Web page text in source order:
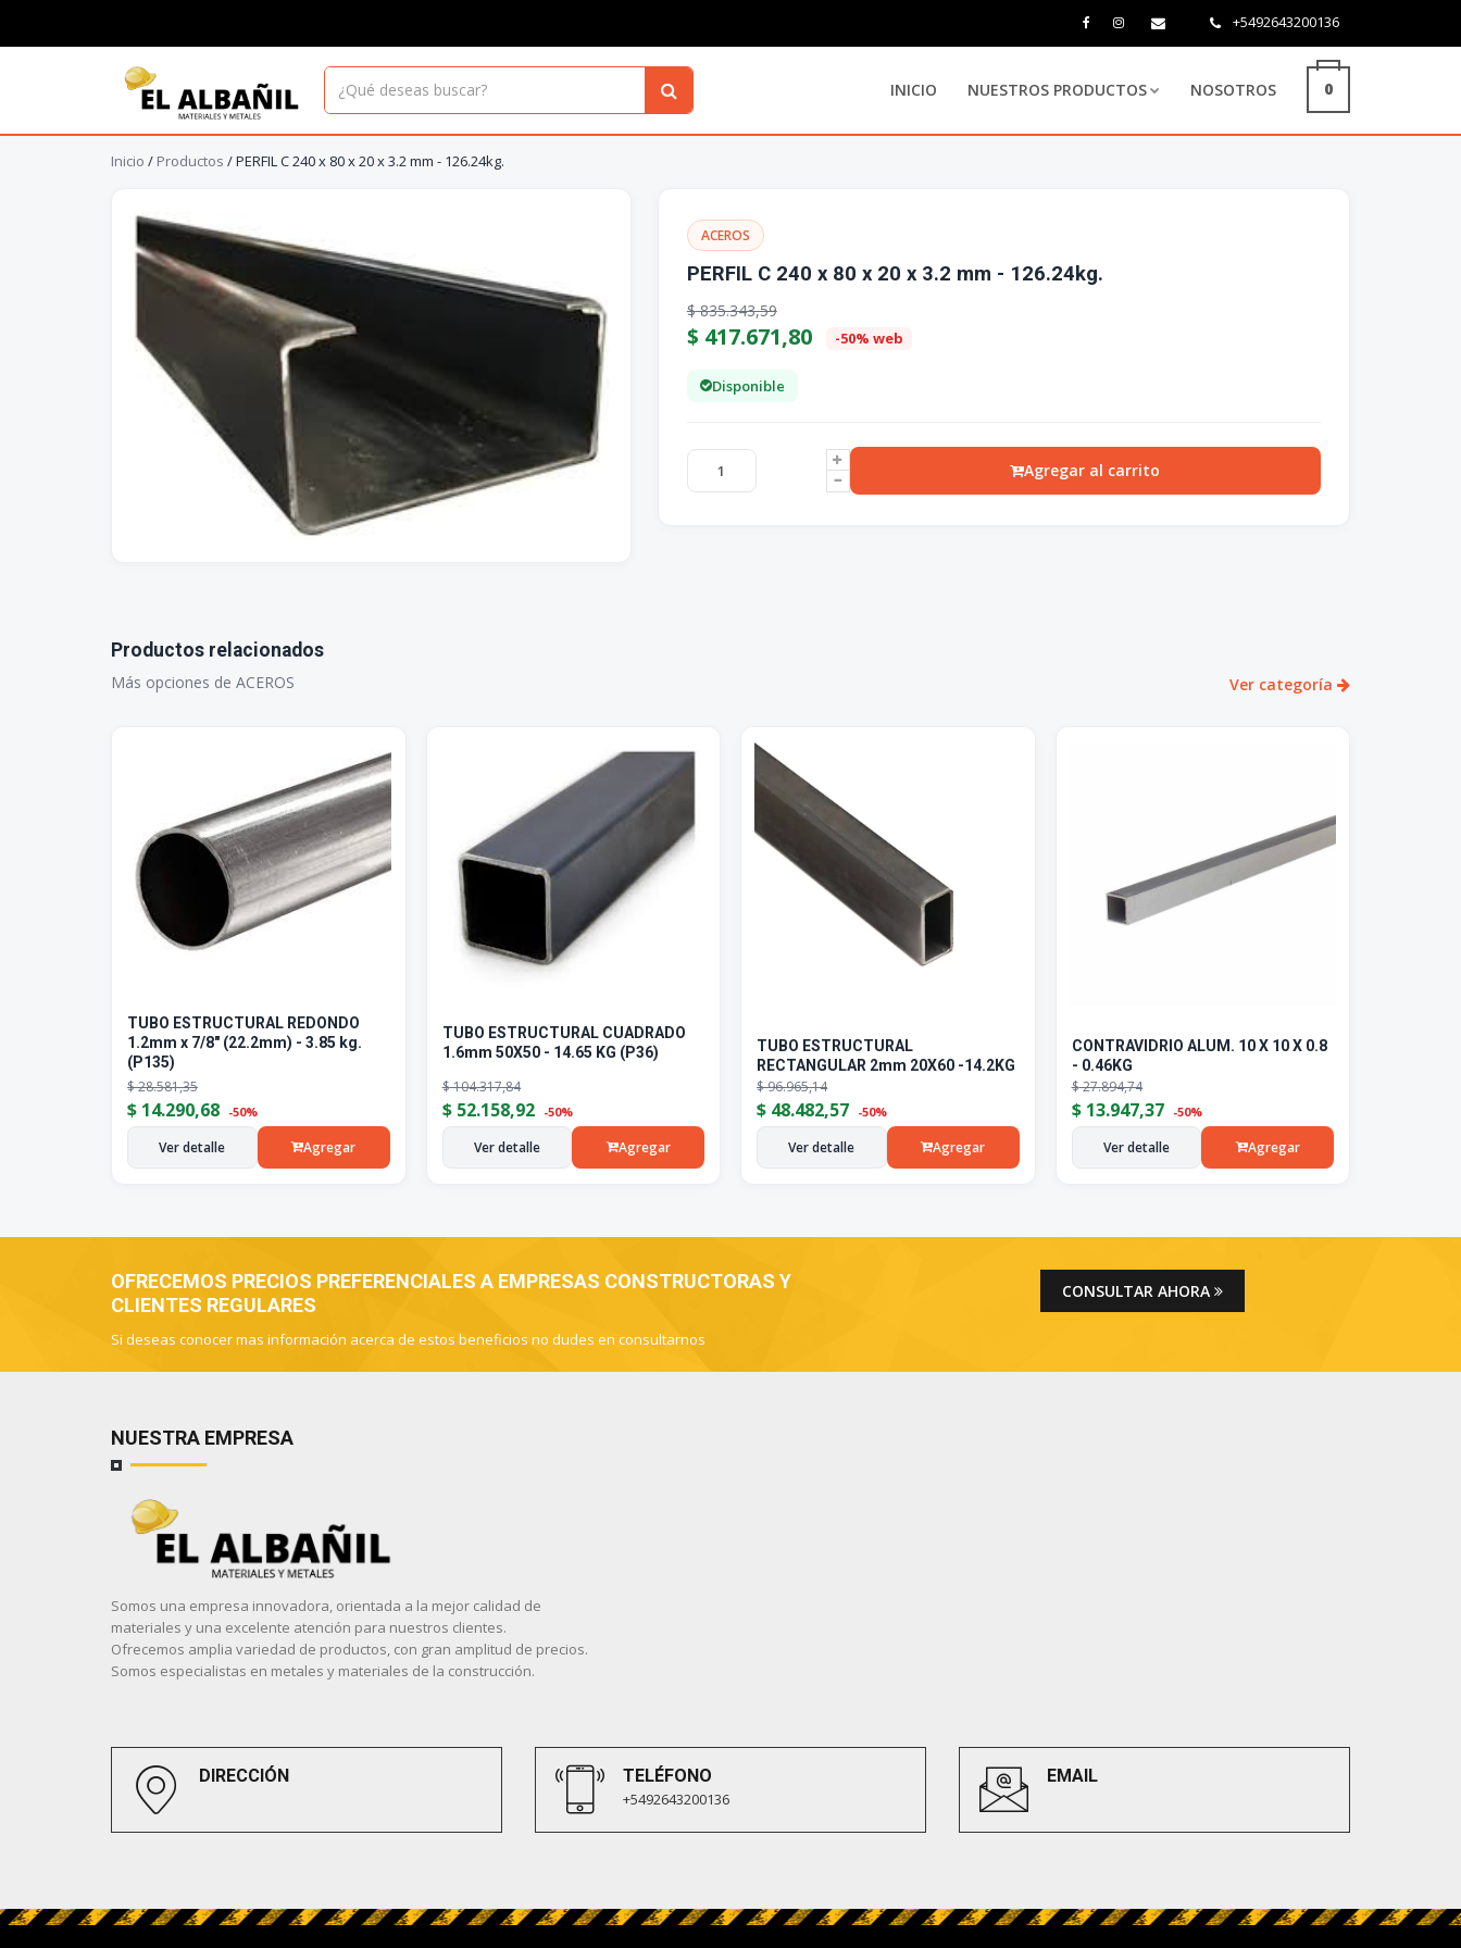
+5492643200136
0
INICIO NUESTROS PRODUCTOS NOSOTROS
Inicio / Productos /PERFIL C 240 x 80 x 20 x 3.2 mm - 126.24kg.
ACEROS
PERFIL C 240 x 80 x 20 x 3.2 mm - 126.24kg.
$835.343,59
$ 417.671,80 -50% web
Disponible
Agregar al carrito
Productos relacionados
Más opciones de ACEROS Ver categoría
TUBO ESTRUCTURAL REDONDO
1.2mm x 7/8" (22.2mm) - 3.85 kg.
(P135)
$28.581,35
$ 14.290,68 -50%
Ver detalle Agregar
TUBO ESTRUCTURAL CUADRADO
1.6mm 50X50 - 14.65 KG (P36)
$104.317,84
$52.158,92 -50%
Ver detalle Agregar
TUBO ESTRUCTURAL
RECTANGULAR 2mm 20X60 -14.2KG
$96.965,14
$ 48.482,57 -50%
Ver detalle Agregar
CONTRAVIDRIO ALUM. 10 X 10 X 0.8
- 0.46KG
$27.894,74
$13.947,37 -50%
Ver detalle Agregar
OFRECEMOS PRECIOS PREFERENCIALES A EMPRESAS CONSTRUCTORAS Y
CLIENTES REGULARES
Si deseas conocer mas información acerca de estos beneficios no dudes en consultarnos
CONSULTAR AHORA
NUESTRA EMPRESA
Somos una empresa innovadora, orientada a la mejor calidad de
materiales y una excelente atención para nuestros clientes.
Ofrecemos amplia variedad de productos, con gran amplitud de precios.
Somos especialistas en metales y materiales de la construcción.
DIRECCIÓN TELÉFONO
+5492643200136
EMAIL